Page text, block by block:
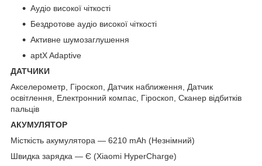
Аудіо високої чіткості
Бездротове аудіо високої чіткості
Активне шумозаглушення
aptX Adaptive
ДАТЧИКИ
Акселерометр, Гіроскоп, Датчик наближення, Датчик
освітлення, Електронний компас, Гіроскоп, Сканер відбитків
пальців
АКУМУЛЯТОР
Місткість акумулятора — 6210 mAh (Незнімний)
Швидка зарядка — Є (Xiaomi HyperCharge)